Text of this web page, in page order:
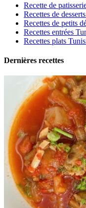
Recette de
Recettes de
Recettes de petits
Recettes entrées
Recettes plats
Dernières recettes